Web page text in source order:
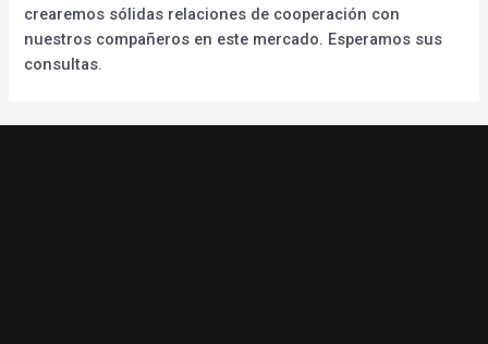
crearemos sólidas relaciones de cooperación con
nuestros compañeros en este mercado. Esperamos sus
consultas.